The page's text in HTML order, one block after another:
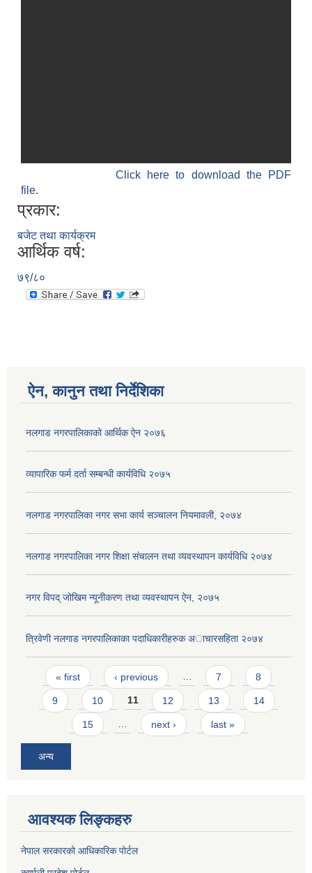
Click here to download the PDF
file.
प्रकार:
बजेट तथा कार्यक्रम
आर्थिक वर्ष:
७९/८०
ऐन, कानुन तथा निर्देशिका
नलगाड नगरपालिकाको आर्थिक ऐन २०७६
व्यापारिक फर्म दर्ता सम्बन्धी कार्यविधि २०७५
नलगाड नगरपालिका नगर सभा कार्य सञ्‍चालन नियमावली, २०७४
नलगाड नगरपालिका नगर शिक्षा संचालन तथा व्यवस्थापन कार्यविधि २०७४
नगर विपद् जोखिम न्यूनीकरण तथा व्यवस्थापन ऐन, २०७५
त्रिवेणी नलगाड नगरपालिकाका पदाधिकारीहरुक अाचारस‌हिता २०७४
Pages
« first ‹ previous … 7 8
9 10 11 12 13 14
15 … next › last »
अन्य
आवश्यक लिङ्कहरु
नेपाल सरकारको आधिकारिक पोर्टल